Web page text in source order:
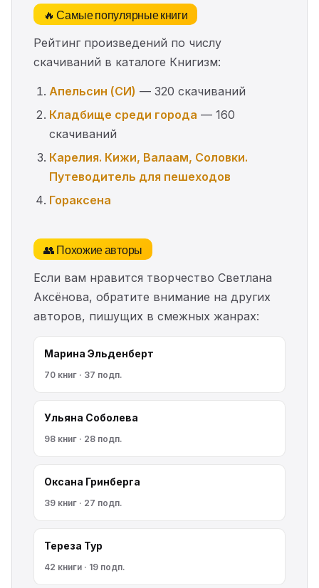
🔥 Самые популярные книги
Рейтинг произведений по числу
скачиваний в каталоге Книгизм:
Апельсин (СИ) — 320 скачиваний
Кладбище среди города — 160
скачиваний
Карелия. Кижи, Валаам, Соловки.
Путеводитель для пешеходов
Гораксена
👥 Похожие авторы
Если вам нравится творчество Светлана
Аксёнова, обратите внимание на других
авторов, пишущих в смежных жанрах:
Марина Эльденберт
70 книг · 37 подп.
Ульяна Соболева
98 книг · 28 подп.
Оксана Гринберга
39 книг · 27 подп.
Тереза Тур
42 книги · 19 подп.